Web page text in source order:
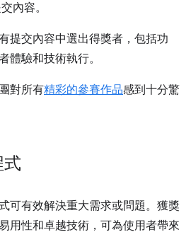
內容。
提交內容中選出得獎者，包括功
體驗和技術執行。
對所有精彩的參賽作品感到十分驚
可有效解決重大需求或問題。獲獎
用性和卓越技術，可為使用者帶來